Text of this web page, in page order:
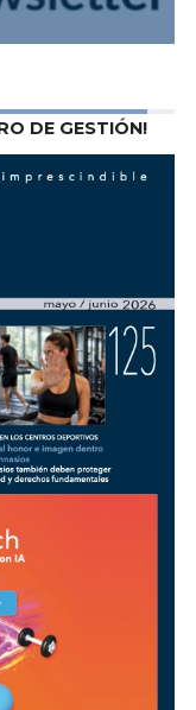
DE GESTIÓN!